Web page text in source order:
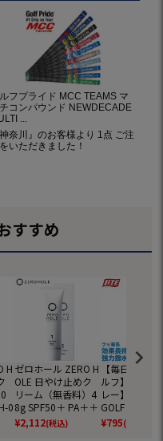
すすめ
H
0
ゼロホール ZERO H
OLE 日やけ止めク
リーム（無香料）4
8g SPF50＋ PA＋＋
＋＋ ZH-002 (日焼
け止め 顔・からだ
¥2,112(税込)
【毎日発送】
ルフ】【防水
レー】ライト
GOLF 防水ス
X-318 【雨対
¥795(税込)